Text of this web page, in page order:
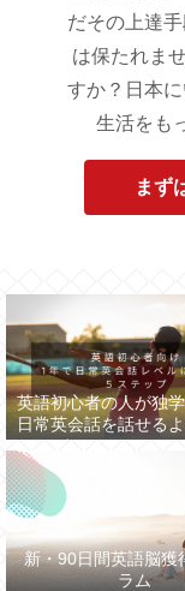
だその上達
は保たれま
すか？日本
生活をも
まず
英語初心者の人が独
日常英会話を話せる
まで５つのステ
新・90日間英語脳獲
ラム